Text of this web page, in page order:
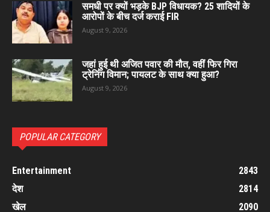
समधी पर क्यों भड़के BJP विधायक? 25 शादियों के
आरोपों के बीच दर्ज कराई FIR
August 9, 2026
जहां हुई थी अजित पवार की मौत, वहीं फिर गिरा
ट्रेनिंग विमान; पायलट के साथ क्या हुआ?
August 9, 2026
POPULAR CATEGORY
Entertainment
2843
देश
2814
खेल
2090